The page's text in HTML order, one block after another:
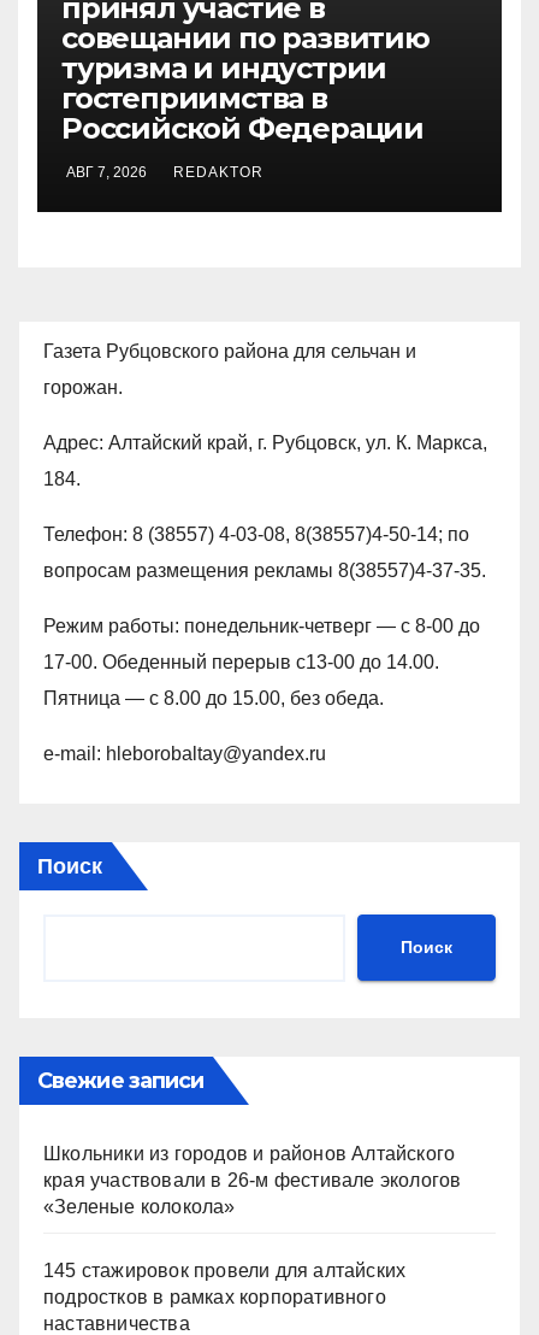
принял участие в
совещании по развитию
туризма и индустрии
гостеприимства в
Российской Федерации
АВГ 7, 2026 REDAKTOR
Газета Рубцовского района для сельчан и
горожан.
Адрес: Алтайский край, г. Рубцовск, ул. К. Маркса,
184.
Телефон: 8 (38557) 4-03-08, 8(38557)4-50-14; по
вопросам размещения рекламы 8(38557)4-37-35.
Режим работы: понедельник-четверг — с 8-00 до
17-00. Обеденный перерыв с13-00 до 14.00.
Пятница — с 8.00 до 15.00, без обеда.
e-mail: hleborobaltay@yandex.ru
Поиск
Поиск
Свежие записи
Школьники из городов и районов Алтайского
края участвовали в 26-м фестивале экологов
«Зеленые колокола»
145 стажировок провели для алтайских
подростков в рамках корпоративного
наставничества